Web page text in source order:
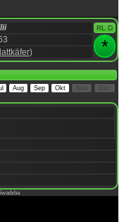
RL D
*
)
Aug Sep Okt Dez